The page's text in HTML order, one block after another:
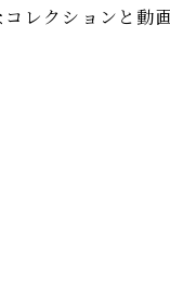
レクションと動